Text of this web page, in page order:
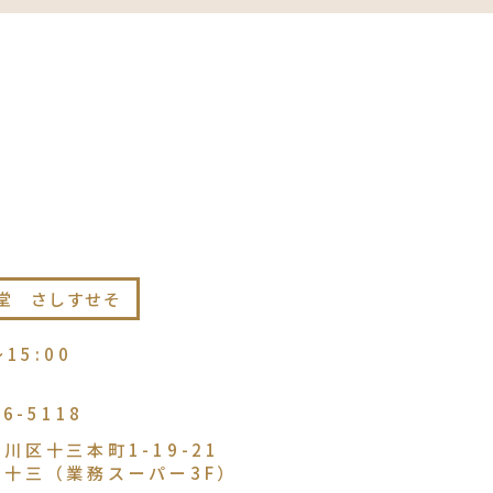
さしすせそ
15:00
5118
川区十三本町1-19-21
三（業務スーパー3F）